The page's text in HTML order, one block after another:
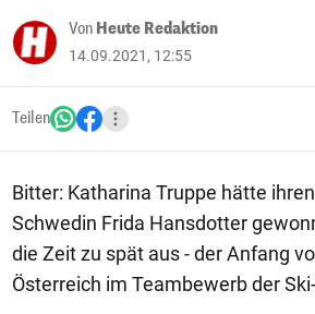
Von Heute Redaktion
14.09.2021, 12:55
Teilen
Bitter: Katharina Truppe hätte
Schwedin Frida Hansdotter
die Zeit zu spät aus - der Anfang
Österreich im Teambewerb der